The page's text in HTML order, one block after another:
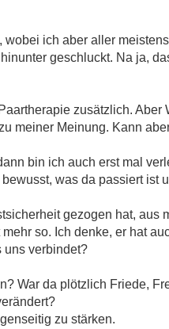
ich aber aller
geschluckt. Na ja,
zusätzlich.
meiner Meinung. Kann
bin ich auch erst mal
was da passiert ist
gezogen hat, aus
so. Ich denke, er hat
uns verbindet?
War da plötzlich Friede,
zu stärken.